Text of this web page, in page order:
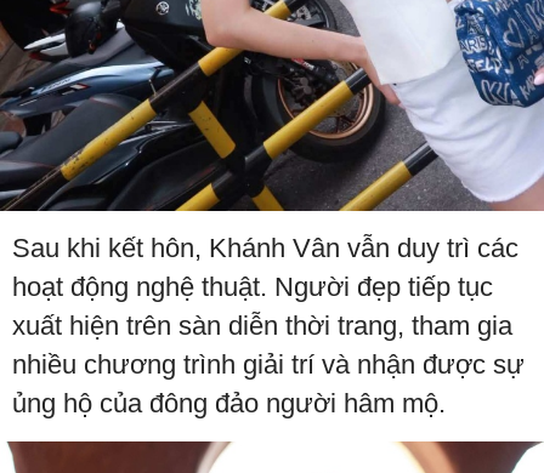
Sau khi kết hôn, Khánh Vân vẫn duy trì các
hoạt động nghệ thuật. Người đẹp tiếp tục
xuất hiện trên sàn diễn thời trang, tham gia
nhiều chương trình giải trí và nhận được sự
ủng hộ của đông đảo người hâm mộ.